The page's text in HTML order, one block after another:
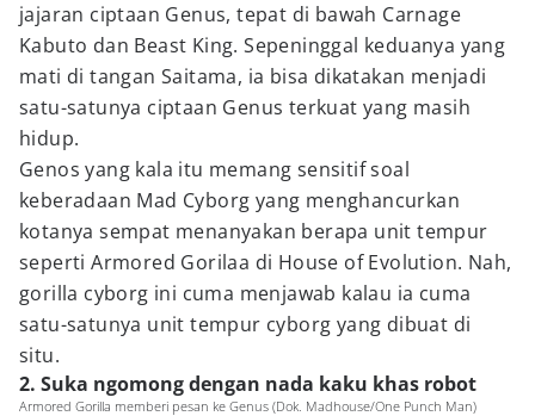
jajaran ciptaan Genus, tepat di bawah Carnage
Kabuto dan Beast King. Sepeninggal keduanya yang
mati di tangan Saitama, ia bisa dikatakan menjadi
satu-satunya ciptaan Genus terkuat yang masih
hidup.
Genos yang kala itu memang sensitif soal
keberadaan Mad Cyborg yang menghancurkan
kotanya sempat menanyakan berapa unit tempur
seperti Armored Gorilaa di House of Evolution. Nah,
gorilla cyborg ini cuma menjawab kalau ia cuma
satu-satunya unit tempur cyborg yang dibuat di
situ.
2. Suka ngomong dengan nada kaku khas robot
Armored Gorilla memberi pesan ke Genus (Dok. Madhouse/One Punch Man)